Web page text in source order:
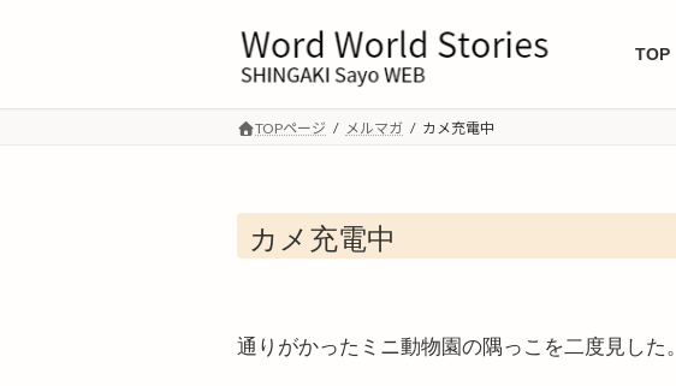
TOP
TOPページ メルマガ カメ充電中
カメ充電中
通りがかったミニ動物園の隅っこを二度見した。